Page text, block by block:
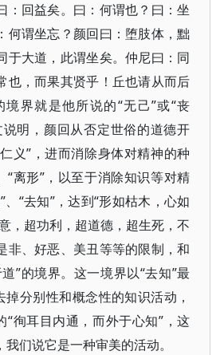
：回益矣。曰：何谓也？曰：坐
何谓坐忘？颜回曰：堕肢体，黜
于大道，此谓坐矣。仲尼曰：同
也，而果其贤乎！丘也请从而后
境界就是他所说的“无己”或“丧
明，颜回从否定世俗的道德开
义”，进而消除身体对精神的种
“离形”，以至于消除知识等对精
“去知”，达到“形如枯木，心如
，超功利，超道德，超生死，不
非、好恶、美丑等等的限制，和
”的境界。这一境界以“去知”最
掉分别性和概念性的知识活动，
“徇耳目内通，而外于心知”，这
们说它是一种审美的活动。